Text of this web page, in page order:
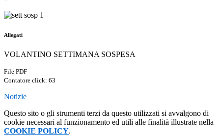
Allegati
VOLANTINO SETTIMANA SOSPESA
File PDF
Contatore click: 63
Notizie
Questo sito o gli strumenti terzi da questo utilizzati si avvalgono di
cookie necessari al funzionamento ed utili alle finalità illustrate nella
COOKIE POLICY.